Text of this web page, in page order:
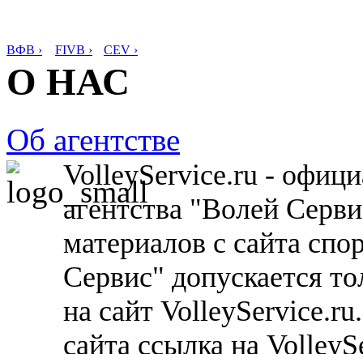
ВФВ › FIVB › CEV ›
О НАС
Об агентстве
VolleyService.ru -
агентства "Волей
материалов с сайта
Сервис" допускается
на сайт
сайта ссылка на